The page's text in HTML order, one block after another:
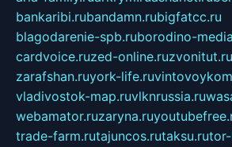
bankaribi.rubandamn.rubigfatcc.ru
blagodarenie-spb.ruborodino-
cardvoice.ruzed-online.ruzvonitut.ru
zarafshan.ruyork-life.ru
vladivostok-map.ruvlknrussia.ru
webamator.ruzaryna.ru
trade-farm.rutajuncos.rutaksu.ru